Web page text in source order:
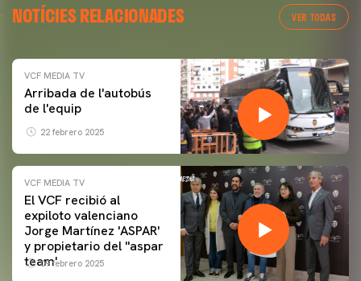
NOTÍCIES RELACIONADES VER TODAS
VCF MEDIA TV
Arribada de l'autobús
de l'equip
22 febrero 2025
VCF MEDIA TV
El VCF recibió al
expiloto valenciano
Jorge Martínez 'ASPAR'
y propietario del ''aspar
team'
09 febrero 2025